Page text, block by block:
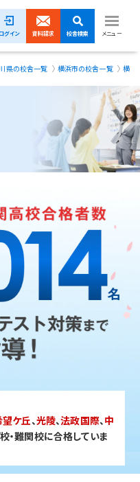
グイン 資料請求 校舎検索 メニュー
験はこちら
県の校舎一覧 横浜市の校舎一覧 横浜
望ケ丘、光陵、法政国際、中
・難関校に合格していま